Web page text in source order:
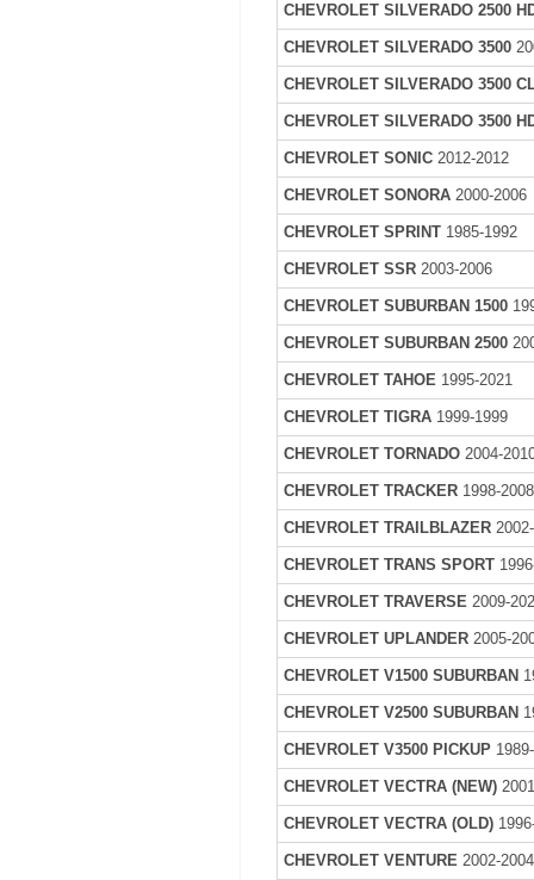
CHEVROLET SILVERADO 2500
CHEVROLET SILVERADO 3500
CHEVROLET SILVERADO 3500
CHEVROLET SILVERADO 3500
CHEVROLET SONIC2012-2012
CHEVROLET SONORA2000-2006
CHEVROLET SPRINT 1985-1992
CHEVROLET SSR 2003-2006
CHEVROLET SUBURBAN 1500
CHEVROLET SUBURBAN 2500
CHEVROLET TAHOE 1995-2021
CHEVROLET TIGRA 1999-1999
CHEVROLET TORNADO2004-
CHEVROLET TRACKER 1998-2008
CHEVROLET TRAILBLAZER
CHEVROLET TRANS SPORT
CHEVROLET TRAVERSE2009-
CHEVROLET UPLANDER2005-
CHEVROLET V1500 SUBURBAN
CHEVROLET V2500 SUBURBAN
CHEVROLET V3500 PICKUP
CHEVROLET VECTRA (NEW)
CHEVROLET VECTRA (OLD)
CHEVROLET VENTURE 2002-2004